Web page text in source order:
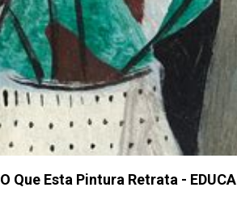
O Que Esta Pintura Retrata - EDUCA